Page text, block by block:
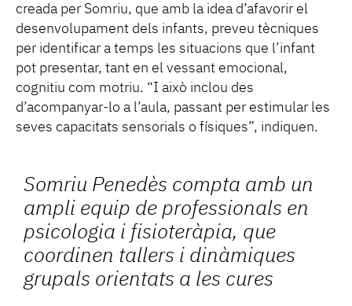
creada per Somriu, que amb la idea d’afavorir el
desenvolupament dels infants, preveu tècniques
per identificar a temps les situacions que l’infant
pot presentar, tant en el vessant emocional,
cognitiu com motriu. “I això inclou des
d’acompanyar-lo a l’aula, passant per estimular les
seves capacitats sensorials o físiques”, indiquen.
Somriu Penedès compta amb un
ampli equip de professionals en
psicologia i fisioteràpia, que
coordinen tallers i dinàmiques
grupals orientats a les cures